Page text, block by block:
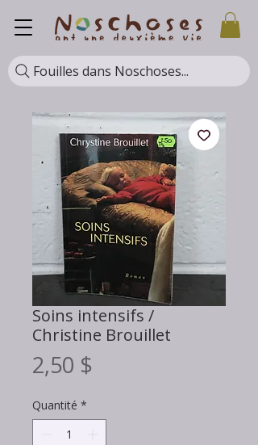
Fouilles dans Noschoses...
Soins intensifs /
Christine Brouillet
2,50 $
Quantité *